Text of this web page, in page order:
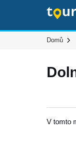
Domů
V tomto